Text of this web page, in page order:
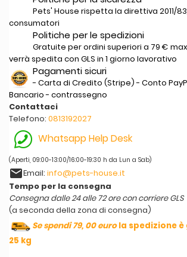
Pets' House rispetta la direttiva 2011/
consumatori
Politiche per le spedizioni
Gratuite per ordini superiori a 79 €
verrà spedita con GLS in 1 giorno lavorativo
Pagamenti sicuri
- Carta di Credito (Stripe) - Conto
Bancario - contrassegno
Contattaci
Telefono: 0813192027
Whatsapp Help Desk
(Aperti, 09:00-13:00/16:00-19:30 h da Lun a Sab)
emailEmail: info@pets-house.it
Tempo per la consegna
Consegna dalle 24 alle 72 ore con corriere GLS
(a seconda della zona di consegna)
Se spendi 79, 00 eurola spedizione
25 kg